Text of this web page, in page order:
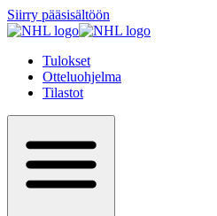
Siirry pääsisältöön
Tulokset
Otteluohjelma
Tilastot